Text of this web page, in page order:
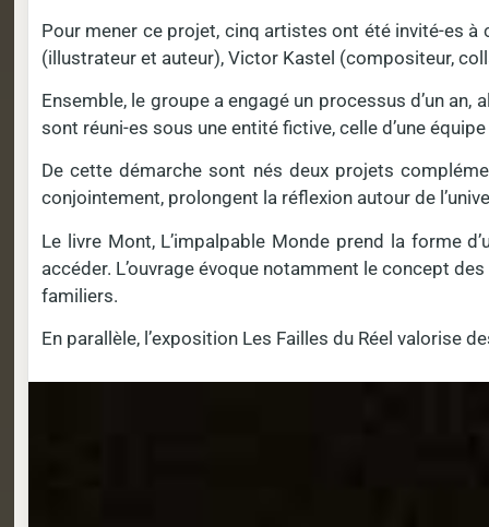
Pour mener ce projet, cinq artistes ont été invité-es
(illustrateur et auteur), Victor Kastel (compositeur,
Ensemble, le groupe a engagé un processus d’un
sont réuni-es sous une entité fictive, celle d’une
De cette démarche sont nés deux projets
conjointement, prolongent la réflexion autour de
Le livre Mont, L’impalpable Monde prend la forme
accéder. L’ouvrage évoque notamment le concept
familiers.
En parallèle, l’exposition Les Failles du Réel valorise